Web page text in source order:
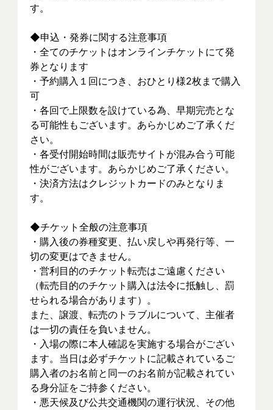
す。
◆申込・発券に関する注意事項
・全てのチケットはオンラインチケットにて発
券となります
・予約購入１回につき、おひとり様2枚まで購入
可
・各回で上限数を設けている為、早期完売とな
る可能性もございます。あらかじめご了承くだ
さい。
・各受付開始時間は販売サイトが混み合う可能
性がございます。あらかじめご了承ください。
・決済方法はクレジットカードのみとなりま
す。
◆チケット全般の注意事項
・購入後の券種変更、払い戻しや再発行等、一
切の変更はできません。
・営利目的のチケット転売はご遠慮ください
（転売目的のチケット購入は法令に抵触し、罰
せられる場合があります）。
また、譲渡、転売のトラブルについて、主催者
は一切の責任を負いません。
・入場の際に本人確認を実施する場合がござい
ます。当日は必ずチケットに記載されているご
購入者のお名前と同一のお名前が記載されてい
る身分証をご持参ください。
・悪天候及び公共交通機関の運行状況、その他